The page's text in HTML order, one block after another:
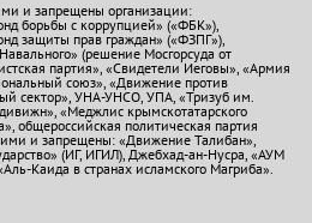
и запрещены организации:
борьбы с коррупцией» («ФБК»),
защиты прав граждан» («ФЗПГ»),
(решение Мосгорсуда от
партия», «Свидетели Иеговы», «Армия
союз», «Движение против
сектор», УНА-УНСО, УПА, «Тризуб им.
«Меджлис крымскотатарского
общероссийская политическая партия
и запрещены: «Движение Талибан»,
(ИГ, ИГИЛ), Джебхад-ан-Нусра, «АУМ
Каида в странах исламского Магриба».